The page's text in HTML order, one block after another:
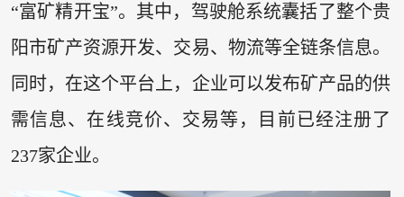
“富矿精开宝”。其中，驾驶舱系统囊括了整个贵
阳市矿产资源开发、交易、物流等全链条信息。
同时，在这个平台上，企业可以发布矿产品的供
需信息、在线竞价、交易等，目前已经注册了
237家企业。